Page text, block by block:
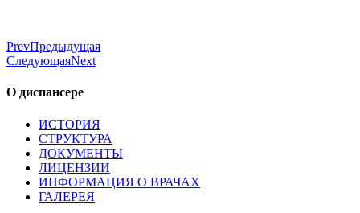
PrevПредыдущая
СледующаяNext
О диспансере
ИСТОРИЯ
СТРУКТУРА
ДОКУМЕНТЫ
ЛИЦЕНЗИИ
ИНФОРМАЦИЯ О ВРАЧАХ
ГАЛЕРЕЯ